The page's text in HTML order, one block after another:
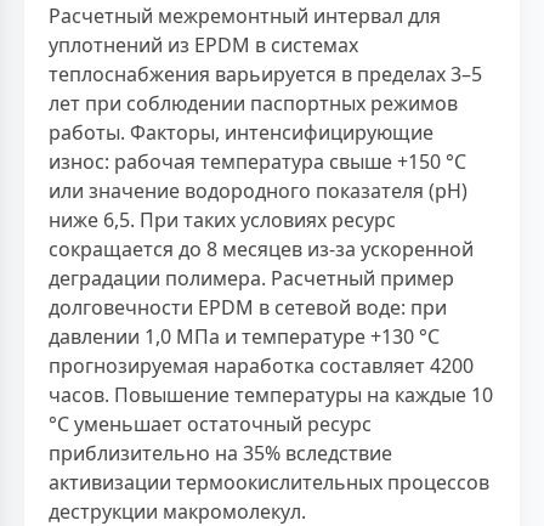
Расчетный межремонтный интервал для
уплотнений из EPDM в системах
теплоснабжения варьируется в пределах 3–5
лет при соблюдении паспортных режимов
работы. Факторы, интенсифицирующие
износ: рабочая температура свыше +150 °С
или значение водородного показателя (pH)
ниже 6,5. При таких условиях ресурс
сокращается до 8 месяцев из-за ускоренной
деградации полимера. Расчетный пример
долговечности EPDM в сетевой воде: при
давлении 1,0 МПа и температуре +130 °С
прогнозируемая наработка составляет 4200
часов. Повышение температуры на каждые 10
°С уменьшает остаточный ресурс
приблизительно на 35% вследствие
активизации термоокислительных процессов
деструкции макромолекул.